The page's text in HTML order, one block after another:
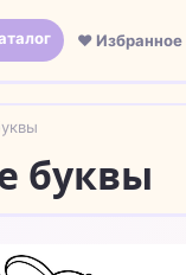
❤️ Избранное
буквы